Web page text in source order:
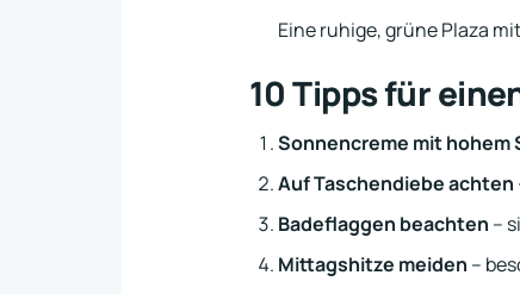
Eine ruhige, grüne Plaza
10 Tipps für
Sonnencreme mit
Auf Taschendiebe achten
Badeflaggen beachten –
Mittagshitze meiden –